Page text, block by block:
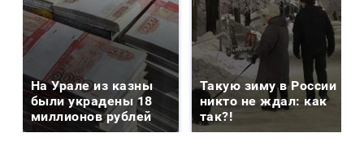
На Урале из казны
были украдены 18
миллионов рублей
Такую зиму в России
никто не ждал: как
так?!